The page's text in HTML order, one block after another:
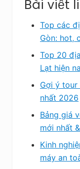
Bài viết
Top các
Gòn: hot,
Top 20
Lạt hiện
Gợi ý tour
nhất 2026
Bảng giá
mới nhất
Kinh
máy an